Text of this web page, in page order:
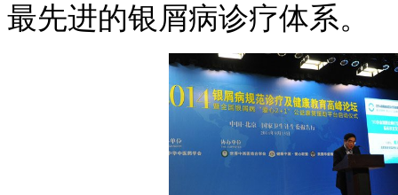
最先进的银屑病诊疗体系。